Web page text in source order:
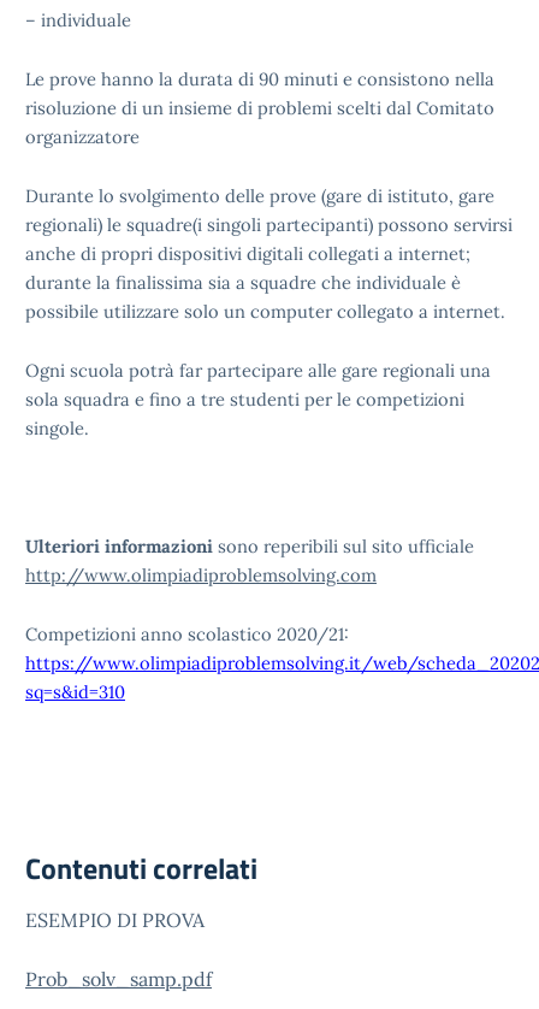
– individuale
Le prove hanno la durata di 90 minuti e consistono nella
risoluzione di un insieme di problemi scelti dal Comitato
organizzatore
Durante lo svolgimento delle prove (gare di istituto, gare
regionali) le squadre(i singoli partecipanti) possono servirsi
anche di propri dispositivi digitali collegati a internet;
durante la finalissima sia a squadre che individuale è
possibile utilizzare solo un computer collegato a internet.
Ogni scuola potrà far partecipare alle gare regionali una
sola squadra e fino a tre studenti per le competizioni
singole.
Ulteriori informazioni sono reperibili sul sito ufficiale
http://www.olimpiadiproblemsolving.com
Competizioni anno scolastico 2020/21:
https://www.olimpiadiproblemsolving.it/web/
sq=s&id=310
Contenuti correlati
ESEMPIO DI PROVA
Prob_solv_samp.pdf